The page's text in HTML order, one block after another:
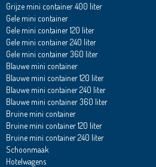
Grijze mini container 400 liter
Gele mini container
Gele mini container 120 liter
Gele mini container 240 liter
Gele mini container 360 liter
Blauwe mini container
Blauwe mini container 120 liter
Blauwe mini container 240 liter
Blauwe mini container 360 liter
Bruine mini container
Bruine mini container 120 liter
Bruine mini container 240 liter
Schoonmaak
Hotelwagens